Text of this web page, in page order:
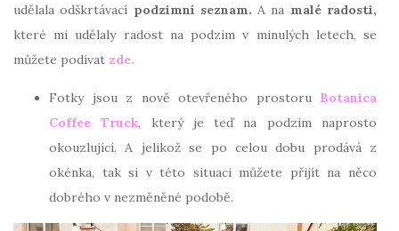
udělala odškrtávací podzimní seznam.A na malé radosti,
které mi udělaly radost na podzim v minulých letech, se
můžete podívat zde.
Fotky jsou z nově otevřeného prostoru Botanica
Coffee Truck, který je teď na podzim naprosto
okouzlující. A jelikož se po celou dobu prodává z
okénka, tak si v této situaci můžete přijít na něco
dobrého v nezměněné podobě.